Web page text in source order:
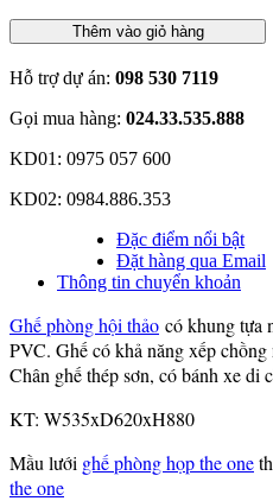
Thêm vào giỏ hàng
Hỗ trợ dự án: 098 530 7119
Gọi mua hàng: 024.33.535.888
KD01: 0975 057 600
KD02: 0984.886.353
Đặc điểm nổi bật
Đặt hàng qua Email
Thông tin chuyển khoản
Ghế phòng hội thảo có khung tựa
PVC. Ghế có khả năng xếp
Chân ghế thép sơn, có bánh xe di
KT: W535xD620xH880
Mầu lưới ghế phòng họp the one
the one